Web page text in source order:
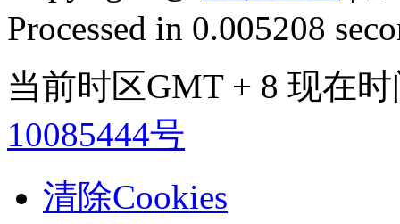
Processed in 0.005208
当前时区GMT + 8 现在
10085444号
清除Cookies